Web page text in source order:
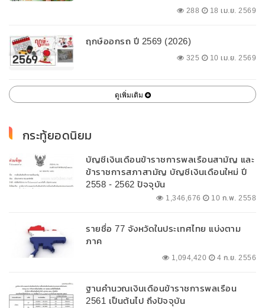
288 18 เม.ย. 2569
ฤกษ์ออกรถ ปี 2569 (2026)
325 10 เม.ย. 2569
ดูเพิ่มเติม
กระทู้ยอดนิยม
บัญชีเงินเดือนข้าราชการพลเรือนสามัญ และ
ข้าราชการสภาสามัญ บัญชีเงินเดือนใหม่ ปี
2558 - 2562 ปัจจุบัน
1,346,676 10 ก.พ. 2558
รายชื่อ 77 จังหวัดในประเทศไทย แบ่งตาม
ภาค
1,094,420 4 ก.ย. 2556
ฐานคำนวณเงินเดือนข้าราชการพลเรือน
2561 เป็นต้นไป ถึงปัจจุบัน